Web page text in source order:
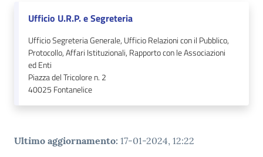
Ufficio U.R.P. e Segreteria
Ufficio Segreteria Generale, Ufficio Relazioni con il Pubblico,
Protocollo, Affari Istituzionali, Rapporto con le Associazioni
ed Enti
Piazza del Tricolore n. 2
40025 Fontanelice
Ultimo aggiornamento: 17-01-2024, 12:22